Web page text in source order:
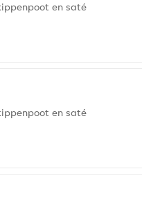
en saté
en saté